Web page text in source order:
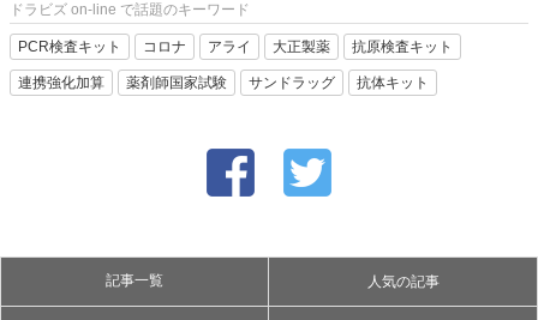
ドラビズ on-line で話題のキーワード
PCR検査キット コロナ アライ 大正製薬 抗原検査キット
連携強化加算 薬剤師国家試験 サンドラッグ 抗体キット
記事一覧 人気の記事